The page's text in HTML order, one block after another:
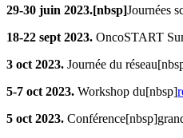
29-30 juin 2023.[nbsp]Journées
18-22 sept 2023. OncoSTART
3 oct 2023. Journée du
5-7 oct 2023. Workshop du[nbsp]
5 oct 2023.